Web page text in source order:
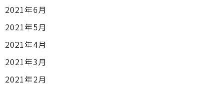
2021年6月
2021年5月
2021年4月
2021年3月
2021年2月